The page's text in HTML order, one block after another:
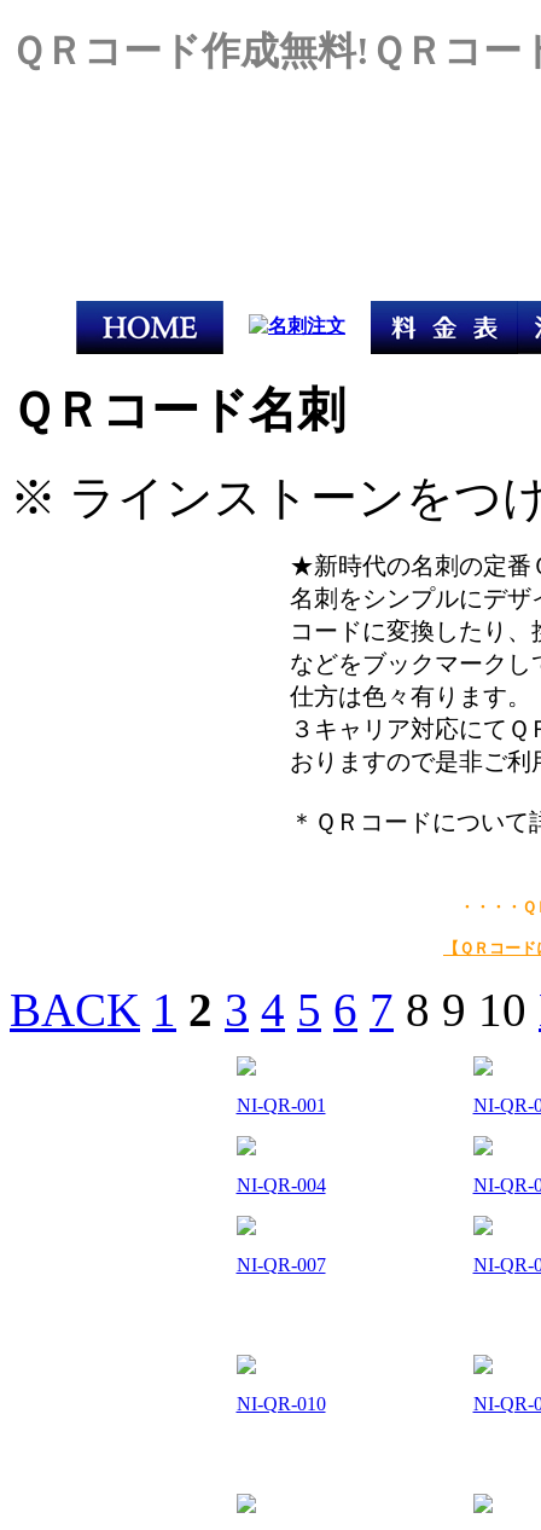
ＱＲコード作成無料!ＱＲコー
ＱＲコード名刺
※ ラインストーンをつ
★新時代の名刺の定番
名刺をシンプルにデザ
コードに変換したり
などをブックマーク
仕方は色々有ります。
３キャリア対応にて
おりますので是非ご利
＊ＱＲコードについて
・・・・
【ＱＲコー
BACK 1 2 3 4 5 6 7 8 9 10
NI-QR-001 NI-QR-
NI-QR-004 NI-QR-
NI-QR-007 NI-QR-
NI-QR-010 NI-QR-